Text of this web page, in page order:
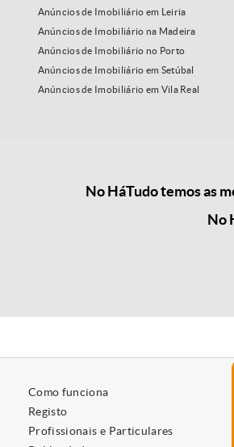
Anúncios de Imobiliário em Leiria
Anúncios de Imobiliário na Madeira
Anúncios de Imobiliário no Porto
Anúncios de Imobiliário em Setúbal
Anúncios de Imobiliário em Vila Real
No HáTudo temos as
No
Como funciona
Registo
Profissionais e Particulares